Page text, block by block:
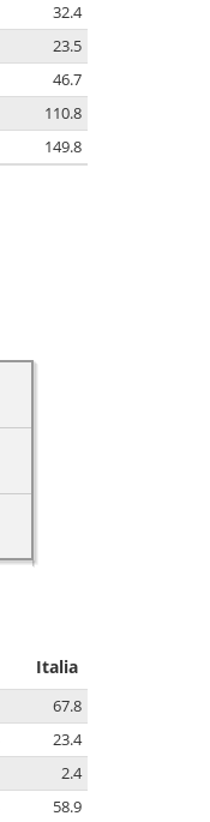
32.4
23.5
46.7
110.8
149.8
Italia
67.8
23.4
2.4
58.9